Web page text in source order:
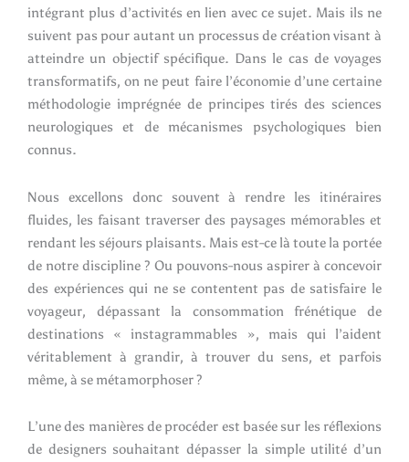
intégrant plus d’activités en lien avec ce sujet. Mais ils ne
suivent pas pour autant un processus de création visant à
atteindre un objectif spécifique. Dans le cas de voyages
transformatifs, on ne peut faire l’économie d’une certaine
méthodologie imprégnée de principes tirés des sciences
neurologiques et de mécanismes psychologiques bien
connus.
Nous excellons donc souvent à rendre les itinéraires
fluides, les faisant traverser des paysages mémorables et
rendant les séjours plaisants. Mais est-ce là toute la portée
de notre discipline ? Ou pouvons-nous aspirer à concevoir
des expériences qui ne se contentent pas de satisfaire le
voyageur, dépassant la consommation frénétique de
destinations « instagrammables », mais qui l’aident
véritablement à grandir, à trouver du sens, et parfois
même, à se métamorphoser ?
L’une des manières de procéder est basée sur les réflexions
de designers souhaitant dépasser la simple utilité d’un